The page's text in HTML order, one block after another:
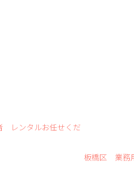
レンタルお任せくだ
板橋区 業務